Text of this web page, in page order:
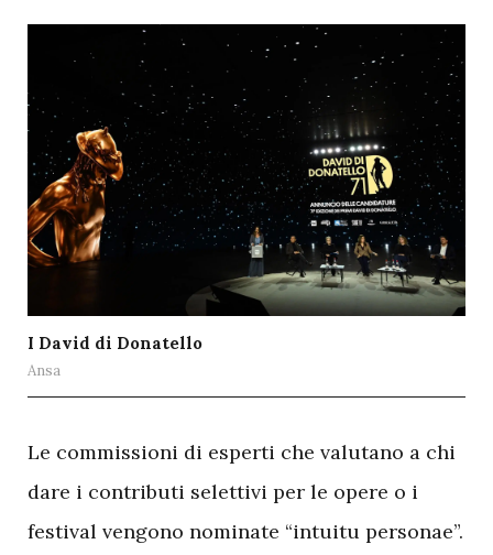
I David di Donatello
Ansa
Le commissioni di esperti che valutano a chi
dare i contributi selettivi per le opere o i
festival vengono nominate “intuitu personae”.